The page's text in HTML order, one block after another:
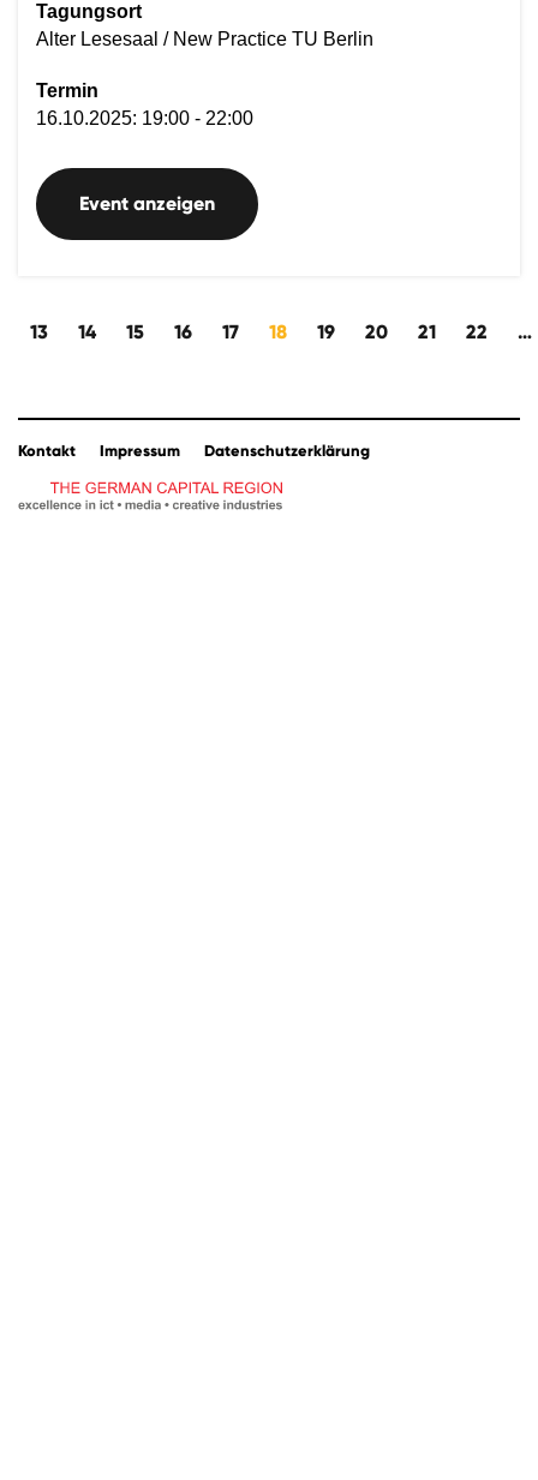
Tagungsort
Alter Lesesaal / New Practice TU Berlin
Termin
16.10.2025: 19:00 - 22:00
Event anzeigen
13 14 15 16 17 18 19 20 21 22 …
Kontakt Impressum Datenschutzerklärung